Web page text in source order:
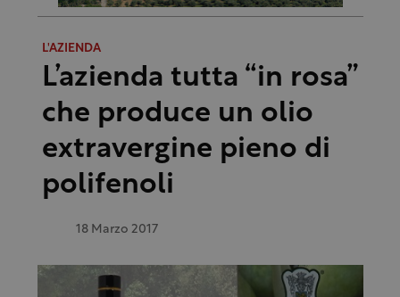
L'AZIENDA
L’azienda tutta “in rosa”
che produce un olio
extravergine pieno di
polifenoli
18 Marzo 2017